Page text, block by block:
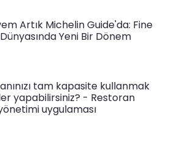
Artık Michelin Guide'da: Fine
Yeni Bir Dönem
tam kapasite kullanmak
yapabilirsiniz? - Restoran
uygulaması